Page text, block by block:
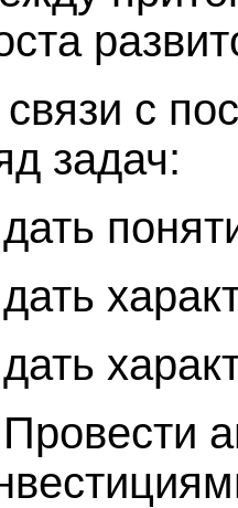
с
задач: